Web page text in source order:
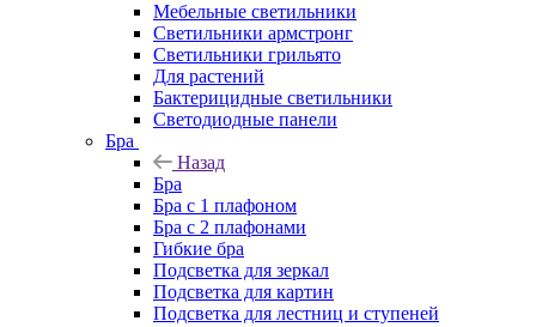
Мебельные светильники
Светильники армстронг
Светильники грильято
Для растений
Бактерицидные светильники
Светодиодные панели
Бра
Назад
Бра
Бра с 1 плафоном
Бра с 2 плафонами
Гибкие бра
Подсветка для зеркал
Подсветка для картин
Подсветка для лестниц и ступеней